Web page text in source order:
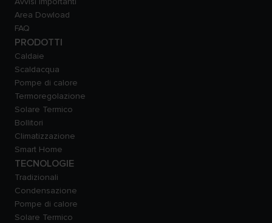
Area Dowload
FAQ
PRODOTTI
Caldaie
Scaldacqua
Pompe di calore
Termoregolazione
Solare Termico
Bollitori
Climatizzazione
Smart Home
TECNOLOGIE
Tradizionali
Condensazione
Pompe di calore
Solare Termico